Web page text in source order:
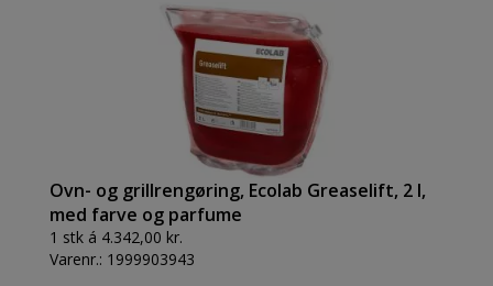
Ovn- og grillrengøring, Ecolab Greaselift, 2 l,
med farve og parfume
1 stk á 4.342,00 kr.
Varenr.: 1999903943